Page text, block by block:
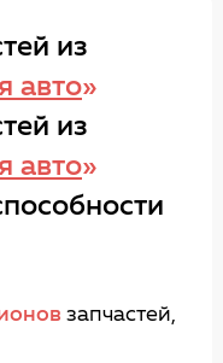
из
авто»
из
авто»
запчастей,